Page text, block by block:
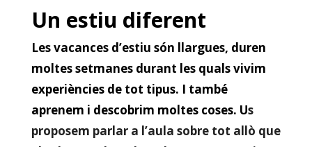
Un estiu diferent
Les vacances d’estiu són llargues, duren
moltes setmanes durant les quals vivim
experiències de tot tipus. I també
aprenem i descobrim moltes coses. Us
proposem parlar a l’aula sobre tot allò que